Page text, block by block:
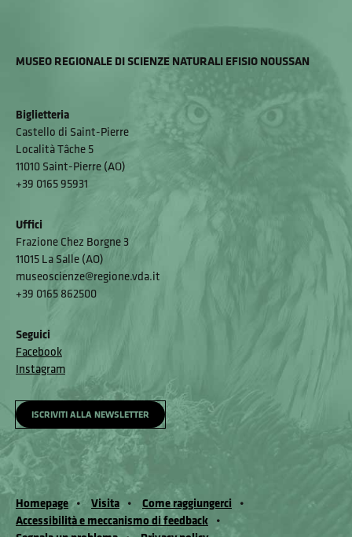
MUSEO REGIONALE DI SCIENZE NATURALI EFISIO NOUSSAN
Biglietteria
Castello di Saint-Pierre
Località Tâche 5
11010 Saint-Pierre (AO)
+39 0165 95931
Uffici
Frazione Chez Borgne 3
11015 La Salle (AO)
museoscienze@regione.vda.it
+39 0165 862500
Seguici
Facebook
Instagram
ISCRIVITI ALLA NEWSLETTER
Homepage Visita
Come raggiungerci
Accessibilità e meccanismo di feedback